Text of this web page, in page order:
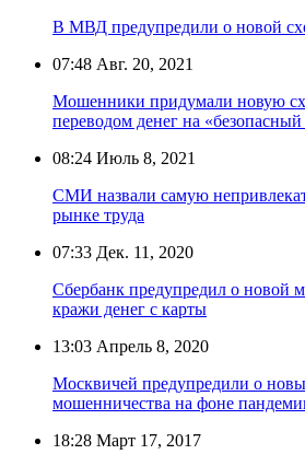
В МВД предупредили о новой
07:48 Авг. 20, 2021
Мошенники придумали новую
переводом денег на «безопасный
08:24 Июль 8, 2021
СМИ назвали самую
рынке труда
07:33 Дек. 11, 2020
Сбербанк предупредил о новой
кражи денег с карты
13:03 Апрель 8, 2020
Москвичей предупредили о
мошенничества на фоне
18:28 Март 17, 2017